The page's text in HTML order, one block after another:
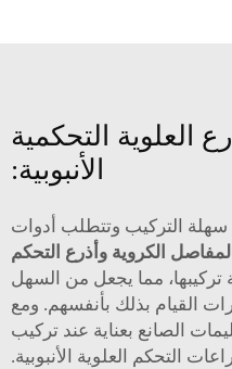
العلوية التحكمية
الأنبوبية:
سهلة التركيب وتتطلب أدوات
المفاصل الكروية وأذرع التحكم
مما يجعل من السهل
القيام بذلك بأنفسهم. ومع
الصانع بعناية عند تركيب
التحكم العلوية الأنبوبية.